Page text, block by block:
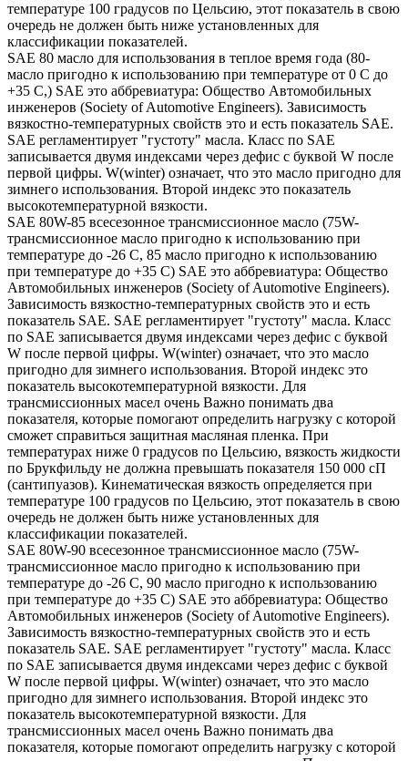
температуре 100 градусов по Цельсию, этот показатель в свою
очередь не должен быть ниже установленных для
классификации показателей.
SAE 80 масло для использования в теплое время года (80-
масло пригодно к использованию при температуре от 0 С до
+35 С,) SAE это аббревиатура: Общество Автомобильных
инженеров (Society of Automotive Engineers). Зависимость
вязкостно-температурных свойств это и есть показатель SAE.
SAE регламентирует "густоту" масла. Класс по SAE
записывается двумя индексами через дефис с буквой W после
первой цифры. W(winter) означает, что это масло пригодно для
зимнего использования. Второй индекс это показатель
высокотемпературной вязкости.
SAE 80W-85 всесезонное трансмиссионное масло (75W-
трансмиссионное масло пригодно к использованию при
температуре до -26 С, 85 масло пригодно к использованию
при температуре до +35 С) SAE это аббревиатура: Общество
Автомобильных инженеров (Society of Automotive Engineers).
Зависимость вязкостно-температурных свойств это и есть
показатель SAE. SAE регламентирует "густоту" масла. Класс
по SAE записывается двумя индексами через дефис с буквой
W после первой цифры. W(winter) означает, что это масло
пригодно для зимнего использования. Второй индекс это
показатель высокотемпературной вязкости. Для
трансмиссионных масел очень Важно понимать два
показателя, которые помогают определить нагрузку с которой
сможет справиться защитная масляная пленка. При
температурах ниже 0 градусов по Цельсию, вязкость жидкости
по Брукфильду не должна превышать показателя 150 000 сП
(сантипуазов). Кинематическая вязкость определяется при
температуре 100 градусов по Цельсию, этот показатель в свою
очередь не должен быть ниже установленных для
классификации показателей.
SAE 80W-90 всесезонное трансмиссионное масло (75W-
трансмиссионное масло пригодно к использованию при
температуре до -26 С, 90 масло пригодно к использованию
при температуре до +35 С) SAE это аббревиатура: Общество
Автомобильных инженеров (Society of Automotive Engineers).
Зависимость вязкостно-температурных свойств это и есть
показатель SAE. SAE регламентирует "густоту" масла. Класс
по SAE записывается двумя индексами через дефис с буквой
W после первой цифры. W(winter) означает, что это масло
пригодно для зимнего использования. Второй индекс это
показатель высокотемпературной вязкости. Для
трансмиссионных масел очень Важно понимать два
показателя, которые помогают определить нагрузку с которой